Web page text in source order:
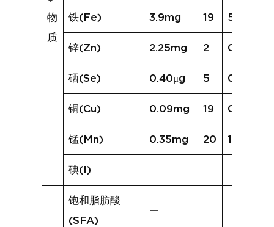
物
质
铁(Fe) 3.9mg 19 5.1mg
锌(Zn) 2.25mg 2 0.55mg
硒(Se) 0.40μg 5 0.34μg
铜(Cu) 0.09mg 19 0.20mg
锰(Mn) 0.35mg 20 1.34mg
碘(I)
饱和脂肪酸
(SFA)
—